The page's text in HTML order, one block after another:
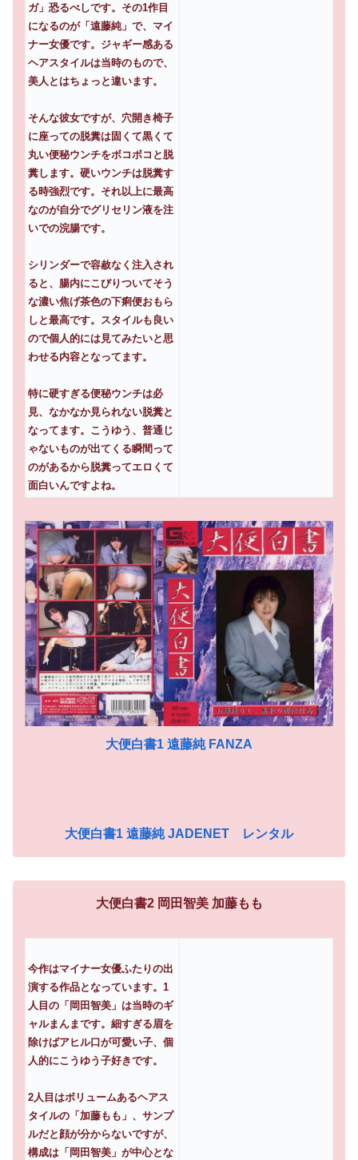
ガ」恐るべしです。その1作目
になるのが「遠藤純」で、マイ
ナー女優です。ジャギー感ある
ヘアスタイルは当時のもので、
美人とはちょっと違います。
そんな彼女ですが、穴開き椅子
に座っての脱糞は固くて黒くて
丸い便秘ウンチをボコボコと脱
糞します。硬いウンチは脱糞す
る時強烈です。それ以上に最高
なのが自分でグリセリン液を注
いでの浣腸です。
シリンダーで容赦なく注入され
ると、腸内にこびりついてそう
な濃い焦げ茶色の下痢便おもら
しと最高です。スタイルも良い
ので個人的には見てみたいと思
わせる内容となってます。
特に硬すぎる便秘ウンチは必
見、なかなか見られない脱糞と
なってます。こうゆう、普通じ
ゃないものが出てくる瞬間って
のがあるから脱糞ってエロくて
面白いんですよね。
大便白書1 遠藤純 FANZA
大便白書1 遠藤純 JADENET レンタル
大便白書2 岡田智美 加藤もも
今作はマイナー女優ふたりの出
演する作品となっています。1
人目の「岡田智美」は当時のギ
ャルまんまです。細すぎる眉を
除けばアヒル口が可愛い子、個
人的にこうゆう子好きです。
2人目はボリュームあるヘアス
タイルの「加藤もも」、サンプ
ルだと顔が分からないですが、
構成は「岡田智美」が中心とな